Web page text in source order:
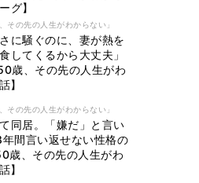
グ】
その先の人生がわからない」
に騒ぐのに、妻が熱を
してくるから大丈夫」
歳、その先の人生がわ
】
その先の人生がわからない」
同居。「嫌だ」と言い
間言い返せない性格の
歳、その先の人生がわ
】